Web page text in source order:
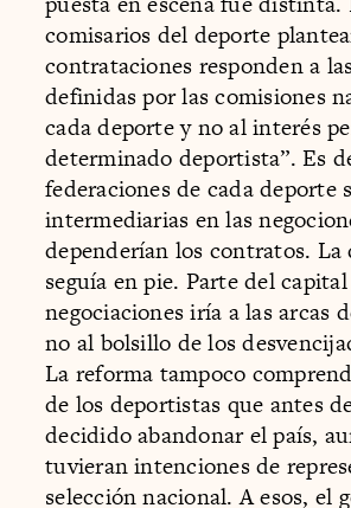
comisarios del deporte
contrataciones responden a
definidas por las comisiones
cada deporte y no al interés
determinado deportista”. Es
federaciones de cada deporte
intermediarias en las
dependerían los contratos.
seguía en pie. Parte del
negociaciones iría a las arcas
no al bolsillo de los
La reforma tampoco
de los deportistas que antes
decidido abandonar el país,
tuvieran intenciones de
selección nacional. A esos, el